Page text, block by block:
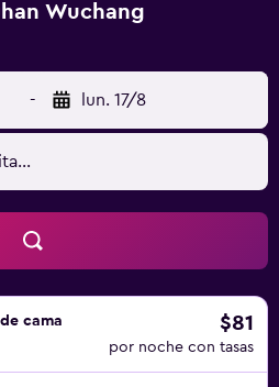
Wuchang
- lun. 17/8
cama
$81
por noche con tasas